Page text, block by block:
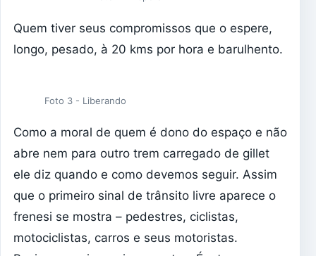
Quem tiver seus compromissos que o espere,
longo, pesado, à 20 kms por hora e barulhento.
Foto 3 - Liberando
Como a moral de quem é dono do espaço e não
abre nem para outro trem carregado de gillet
ele diz quando e como devemos seguir. Assim
que o primeiro sinal de trânsito livre aparece o
frenesi se mostra – pedestres, ciclistas,
motociclistas, carros e seus motoristas.